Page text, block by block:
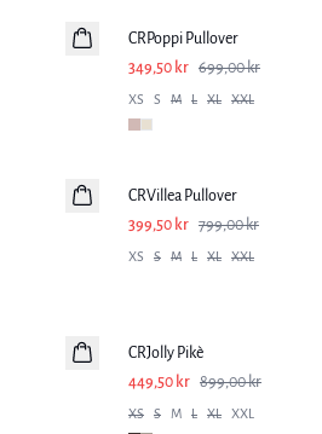
CRPoppi Pullover
349,50 kr 699,00 kr
XS S M L XL XXL
CRVillea Pullover
399,50 kr 799,00 kr
XS S M L XL XXL
CRJolly Pikè
449,50 kr 899,00 kr
XS S M L XL XXL